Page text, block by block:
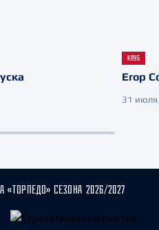
КЛУБ
Егор
31 июля
СЕЗОНА 2026/2027